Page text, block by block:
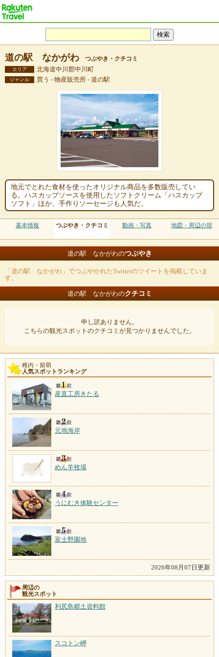
道の駅 なかがわ つぶやき・クチコミ
エリア 北海道中川郡中川町
ジャンル 買う - 物産販売所 - 道の駅
地元でとれた食材を使ったオリジナル商品を多数販売してい
る。ハスカップソースを使用したソフトクリーム「ハスカップ
ソフト」ほか、手作りソーセージも人気だ。
基本情報 つぶやき・クチコミ 動画・写真 地図・周辺の宿
道の駅 なかがわのつぶやき
「道の駅 なかがわ」でつぶやかれたTwitterのツイートを掲載していま
す。
道の駅 なかがわのクチコミ
申し訳ありません。
こちらの観光スポットのクチコミが見つかりませんでした。
稚内・留萌
人気スポットランキング
産直工房きたる
元地海岸
めん羊牧場
うにむき体験センター
富士野園地
2026年08月07日更新
周辺の
観光スポット
利尻島郷土資料館
スコトン岬